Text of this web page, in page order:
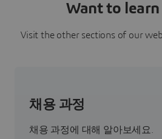
Want to learn
Visit the other sections of our
채용 과정
채용 과정에 대해 알아보세요.